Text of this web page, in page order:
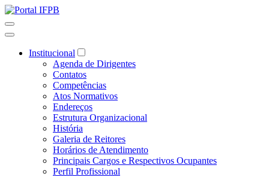
Institucional
Agenda de Dirigentes
Contatos
Competências
Atos Normativos
Endereços
Estrutura Organizacional
História
Galeria de Reitores
Horários de Atendimento
Principais Cargos e Respectivos Ocupantes
Perfil Profissional